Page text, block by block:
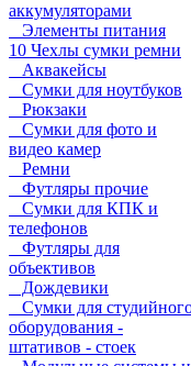
аккумуляторами
Элементы питания
10 Чехлы сумки ремни
Аквакейсы
Сумки для ноутбуков
Рюкзаки
Сумки для фото и
видео камер
Ремни
Футляры прочие
Сумки для КПК и
телефонов
Футляры для
объективов
Дождевики
Сумки для
оборудования -
штативов - стоек